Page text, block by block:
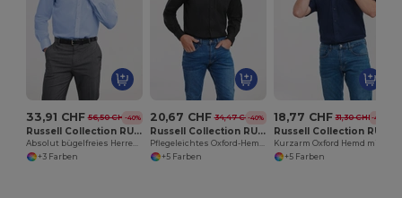
33,91 CHF 56,50 CHF-40%
Russell Collection RU956M
Absolut bügelfreies Herren Hemd LA
+3 Farben
20,67 CHF 34,47 CHF-40%
Russell Collection RU932M
Pflegeleichtes Oxford-Hemd mit Langarm
+5 Farben
18,77 CHF 31,30 CHF-40%
+5 Farben